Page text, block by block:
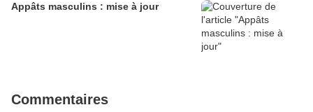
Appâts masculins : mise à jour
Commentaires